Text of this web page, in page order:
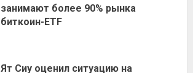
занимают более 90% рынка
биткоин-ETF
Ят Сиу оценил ситуацию на